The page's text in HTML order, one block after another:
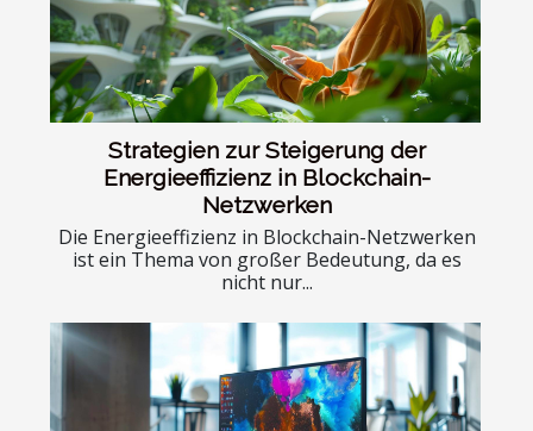
Strategien zur Steigerung der
Energieeffizienz in Blockchain-
Netzwerken
Die Energieeffizienz in Blockchain-Netzwerken
ist ein Thema von großer Bedeutung, da es
nicht nur...